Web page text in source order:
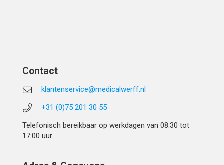
Contact
klantenservice@medicalwerff.nl
+31 (0)75 201 30 55
Telefonisch bereikbaar op werkdagen van 08:30 tot
17:00 uur.